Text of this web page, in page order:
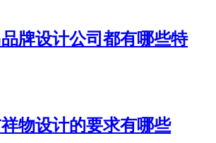
牌设计公司都有哪些特
物设计的要求有哪些